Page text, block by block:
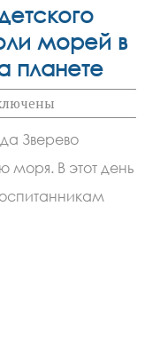
морей в
планете
Зверево
моря. В этот день